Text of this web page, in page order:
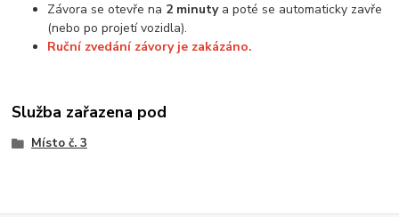
Závora se otevře na 2 minutya poté se automaticky zavře
(nebo po projetí vozidla).
Ruční zvedání závory je zakázáno.
Služba zařazena pod
Místo č. 3